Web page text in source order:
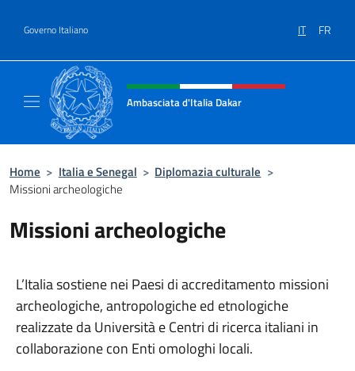
Governo Italiano IT FR
Intestazione sito, social e menù
Ambasciata d'Italia Dakar
Home > Italia e Senegal > Diplomazia culturale >
Missioni archeologiche
Missioni archeologiche
L’Italia sostiene nei Paesi di accreditamento missioni
archeologiche, antropologiche ed etnologiche
realizzate da Università e Centri di ricerca italiani in
collaborazione con Enti omologhi locali.